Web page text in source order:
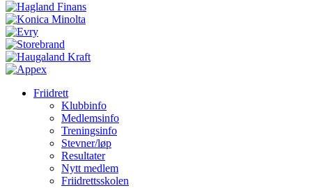
Friidrett
Klubbinfo
Medlemsinfo
Treningsinfo
Stevner/løp
Resultater
Nytt medlem
Friidrettsskolen